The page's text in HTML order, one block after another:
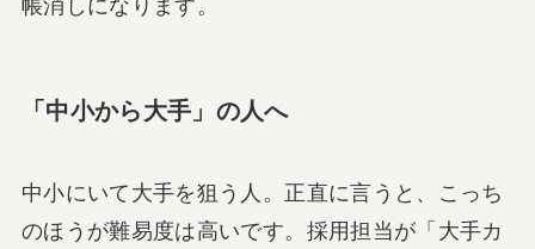
帳消しになります。
「中小から大手」の人へ
中小にいて大手を狙う人。正直に言うと、こっち
のほうが難易度は高いです。採用担当が「大手カ